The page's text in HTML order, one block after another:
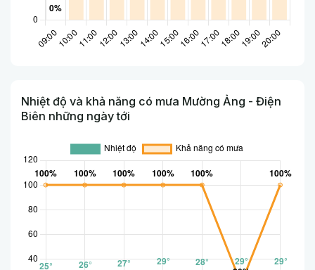
Nhiệt độ và khả năng có mưa Mường Ảng - Điện
Biên những ngày tới